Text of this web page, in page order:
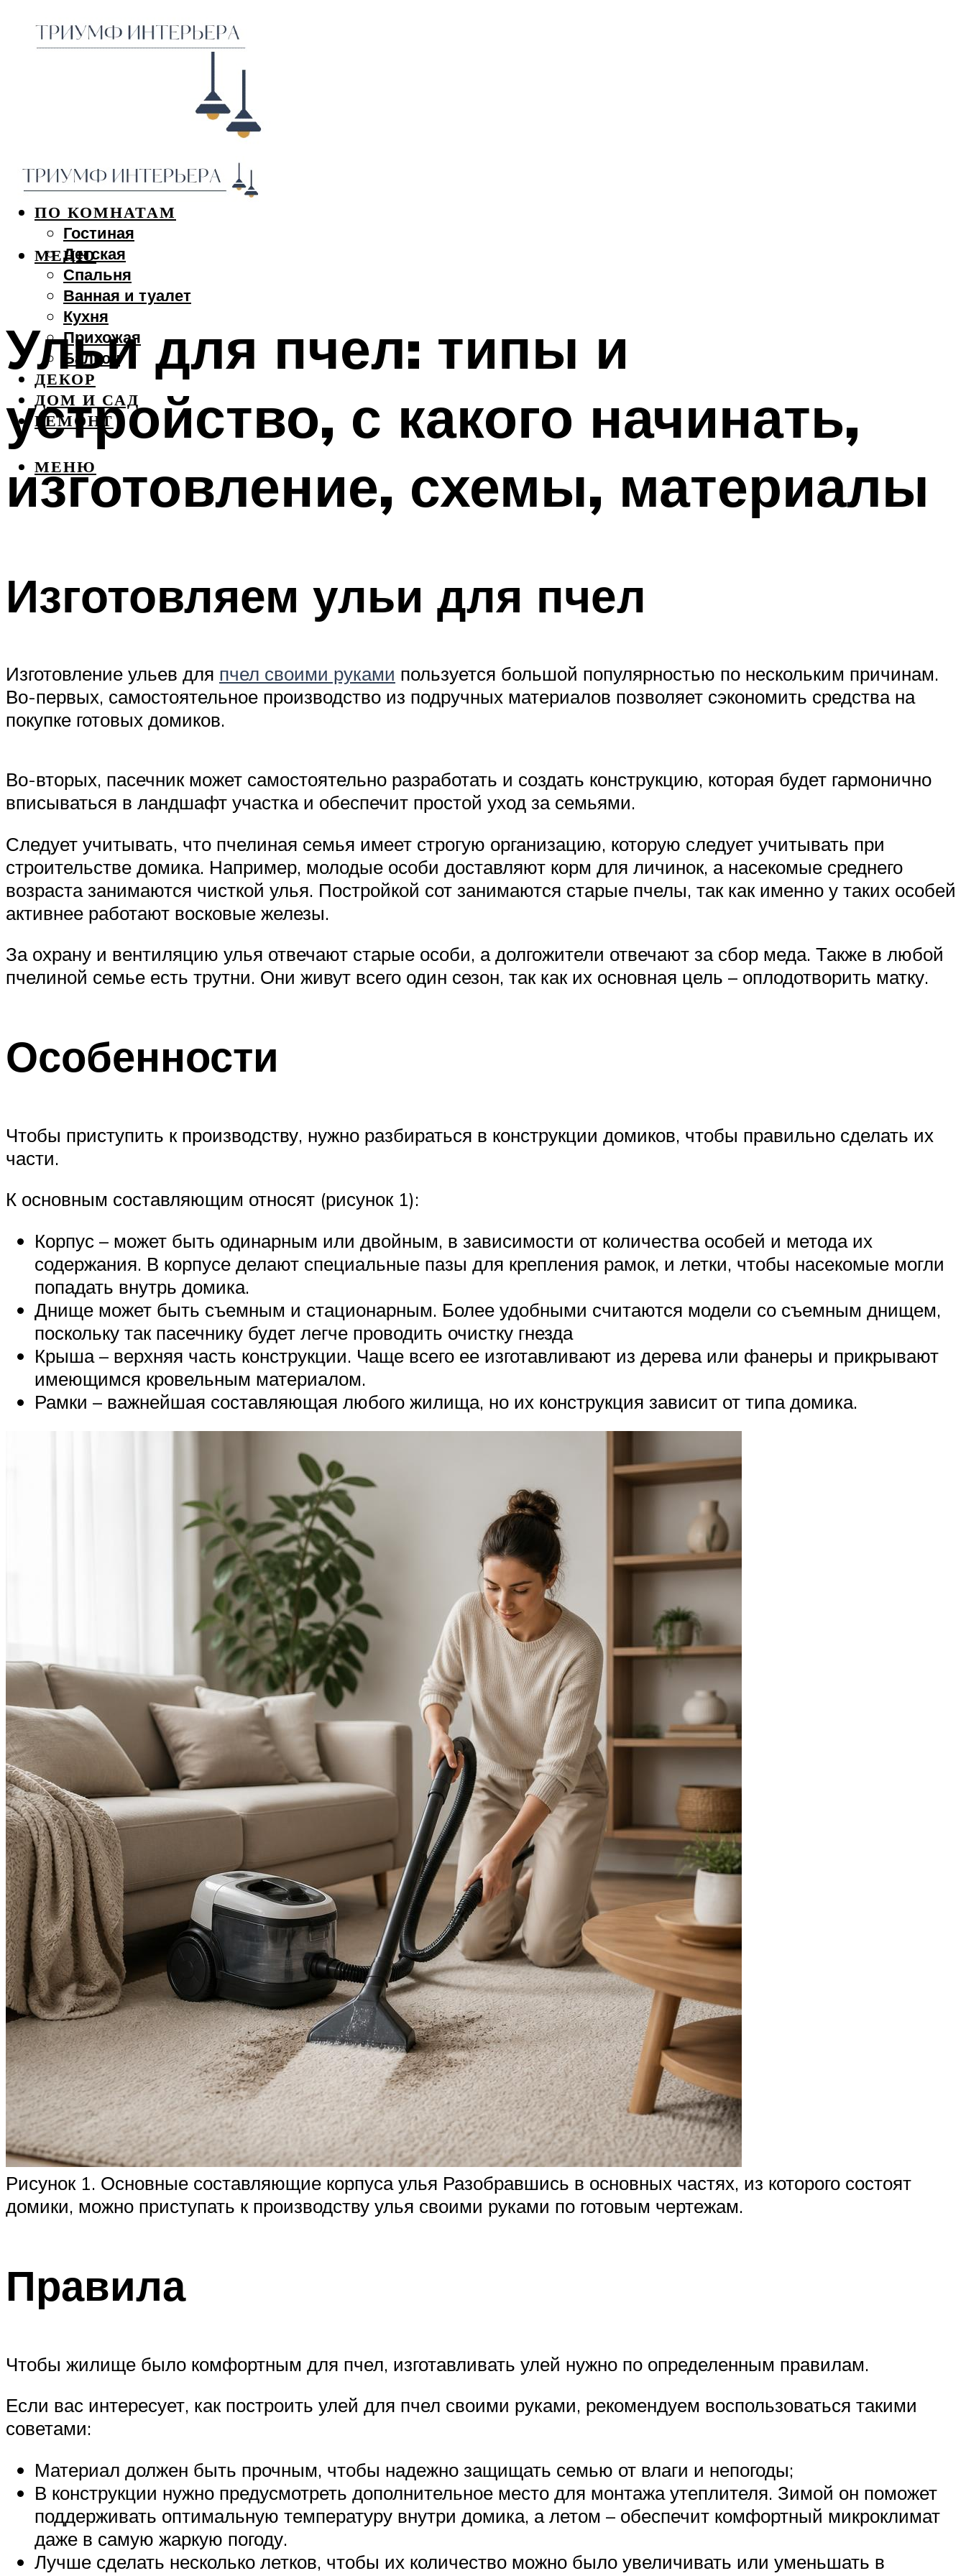
ДИЗАЙН ИНТЕРЬЕРА
ПО КОМНАТАМ
Гостиная
Детская
Спальня
Ванная и туалет
Кухня
Прихожая
Балкон
ДЕКОР
ДОМ И САД
РЕМОНТ
МЕНЮ
МЕНЮ
Ульи для пчел: типы и
устройство, с какого начинать,
изготовление, схемы, материалы
Изготовляем ульи для пчел
Изготовление ульев для пчел своими руками пользуется большой популярностью по нескольким причинам.
Во-первых, самостоятельное производство из подручных материалов позволяет сэкономить средства на
покупке готовых домиков.
Во-вторых, пасечник может самостоятельно разработать и создать конструкцию, которая будет гармонично
вписываться в ландшафт участка и обеспечит простой уход за семьями.
Следует учитывать, что пчелиная семья имеет строгую организацию, которую следует учитывать при
строительстве домика. Например, молодые особи доставляют корм для личинок, а насекомые среднего
возраста занимаются чисткой улья. Постройкой сот занимаются старые пчелы, так как именно у таких особей
активнее работают восковые железы.
За охрану и вентиляцию улья отвечают старые особи, а долгожители отвечают за сбор меда. Также в любой
пчелиной семье есть трутни. Они живут всего один сезон, так как их основная цель – оплодотворить матку.
Особенности
Чтобы приступить к производству, нужно разбираться в конструкции домиков, чтобы правильно сделать их
части.
К основным составляющим относят (рисунок 1):
Корпус – может быть одинарным или двойным, в зависимости от количества особей и метода их
содержания. В корпусе делают специальные пазы для крепления рамок, и летки, чтобы насекомые могли
попадать внутрь домика.
Днище может быть съемным и стационарным. Более удобными считаются модели со съемным днищем,
поскольку так пасечнику будет легче проводить очистку гнезда
Крыша – верхняя часть конструкции. Чаще всего ее изготавливают из дерева или фанеры и прикрывают
имеющимся кровельным материалом.
Рамки – важнейшая составляющая любого жилища, но их конструкция зависит от типа домика.
Рисунок 1. Основные составляющие корпуса улья Разобравшись в основных частях, из которого состоят
домики, можно приступать к производству улья своими руками по готовым чертежам.
Правила
Чтобы жилище было комфортным для пчел, изготавливать улей нужно по определенным правилам.
Если вас интересует, как построить улей для пчел своими руками, рекомендуем воспользоваться такими
советами:
Материал должен быть прочным, чтобы надежно защищать семью от влаги и непогоды;
В конструкции нужно предусмотреть дополнительное место для монтажа утеплителя. Зимой он поможет
поддерживать оптимальную температуру внутри домика, а летом – обеспечит комфортный микроклимат
даже в самую жаркую погоду.
Лучше сделать несколько летков, чтобы их количество можно было увеличивать или уменьшать в